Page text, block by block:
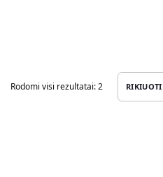
Rodomi visi rezultatai: 2